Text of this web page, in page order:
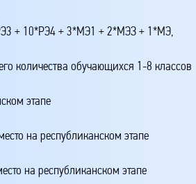
+ 10*РЭ4 + 3*МЭ1 + 2*МЭЗ + 1*МЭ,
количества обучающихся 1-8 классов
этапе
на республиканском этапе
на республиканском этапе